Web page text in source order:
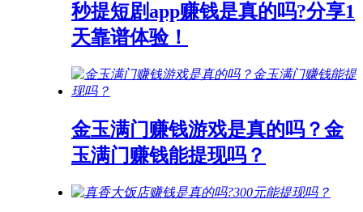
秒提短剧app赚钱是真的吗?分享1
天靠谱体验！
金玉满门赚钱游戏是真的吗？金
玉满门赚钱能提现吗？